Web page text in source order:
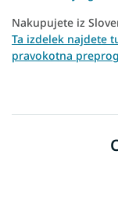
Nakupujete iz
Ta izdelek najdete
pravokotna